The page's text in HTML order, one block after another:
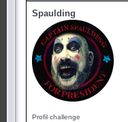
Spaulding
Profil challenge